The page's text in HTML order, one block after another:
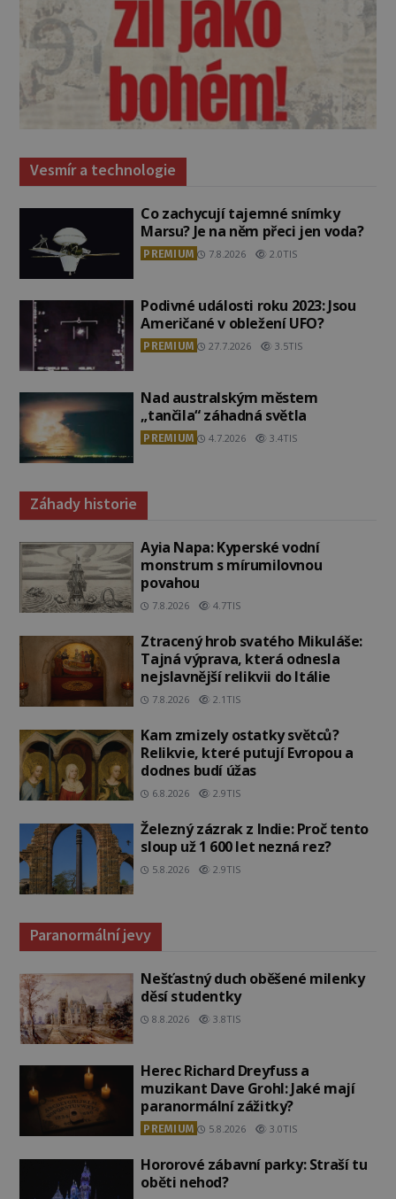
Vesmír a technologie
Co zachycují tajemné snímky
Marsu? Je na něm přeci jen voda?
PREMIUM 7.8.2026 2.0TIS
Podivné události roku 2023: Jsou
Američané v obležení UFO?
PREMIUM 27.7.2026 3.5TIS
Nad australským městem
„tančila“ záhadná světla
PREMIUM 4.7.2026 3.4TIS
Záhady historie
Ayia Napa: Kyperské vodní
monstrum s mírumilovnou
povahou
7.8.2026 4.7TIS
Ztracený hrob svatého Mikuláše:
Tajná výprava, která odnesla
nejslavnější relikvii do Itálie
7.8.2026 2.1TIS
Kam zmizely ostatky světců?
Relikvie, které putují Evropou a
dodnes budí úžas
6.8.2026 2.9TIS
Železný zázrak z Indie: Proč tento
sloup už 1 600 let nezná rez?
5.8.2026 2.9TIS
Paranormální jevy
Nešťastný duch oběšené milenky
děsí studentky
8.8.2026 3.8TIS
Herec Richard Dreyfuss a
muzikant Dave Grohl: Jaké mají
paranormální zážitky?
PREMIUM 5.8.2026 3.0TIS
Hororové zábavní parky: Straší tu
oběti nehod?